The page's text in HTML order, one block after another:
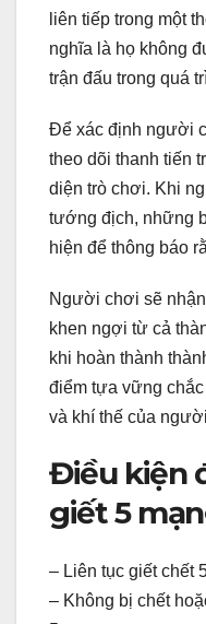
liên tiếp trong một
nghĩa là họ không
trận đấu trong quá
Để xác định người
theo dõi thanh tiến
diện trò chơi. Khi
tướng địch, những
hiện để thông báo
Người chơi sẽ
khen ngợi từ cả
khi hoàn thành
điểm tựa vững
và khí thế của
Điều kiện
giết 5
– Liên tục giết chết
– Không bị chết